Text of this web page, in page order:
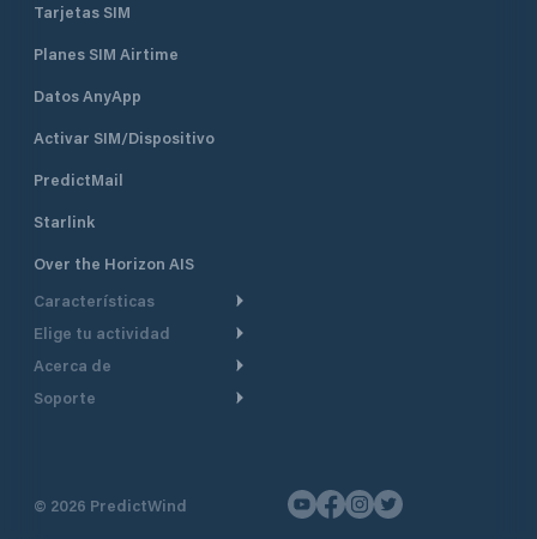
Tarjetas SIM
Planes SIM Airtime
Datos AnyApp
Activar SIM/Dispositivo
PredictMail
Starlink
Over the Horizon AIS
Características
Ruta Meteorológica
Seguimiento GPS
Elige tu actividad
Crucero
Navegación a motor
Acerca de
De un vistazo
Soporte
Contáctenos
© 2026 PredictWind